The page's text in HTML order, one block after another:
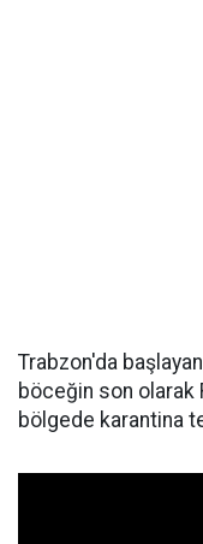
Trabzon'da
böceğin son
bölgede karantina